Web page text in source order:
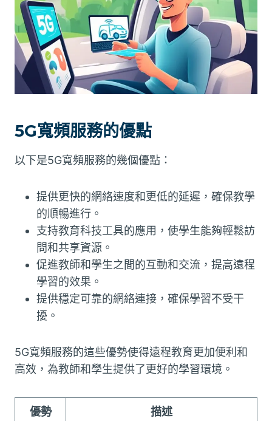
5G寬頻服務的優點
以下是5G寬頻服務的幾個優點：
提供更快的網絡速度和更低的延遲，確保教學
的順暢進行。
支持教育科技工具的應用，使學生能夠輕鬆訪
問和共享資源。
促進教師和學生之間的互動和交流，提高遠程
學習的效果。
提供穩定可靠的網絡連接，確保學習不受干
擾。
5G寬頻服務的這些優勢使得遠程教育更加便利和
高效，為教師和學生提供了更好的學習環境。
優勢 描述